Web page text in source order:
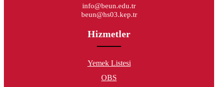
info@beun.edu.tr
beun@hs03.kep.tr
Hizmetler
Yemek Listesi
OBS